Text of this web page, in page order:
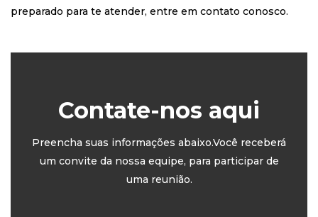
preparado para te atender, entre em contato conosco.
Contate-nos aqui
Preencha suas informações abaixo.Você receberá
um convite da nossa equipe, para participar de
uma reunião.